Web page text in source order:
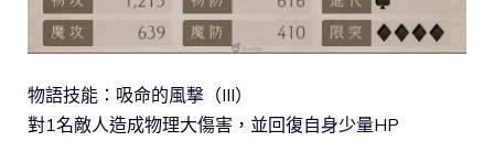
物語技能：吸命的風撃（III）
對1名敵人造成物理大傷害，並回復自身少量HP